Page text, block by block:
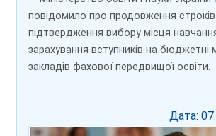
повідомило про продовження строків
підтвердження вибору місця
зарахування вступників на бюджетні
закладів фахової передвищої освіти.
Дата: